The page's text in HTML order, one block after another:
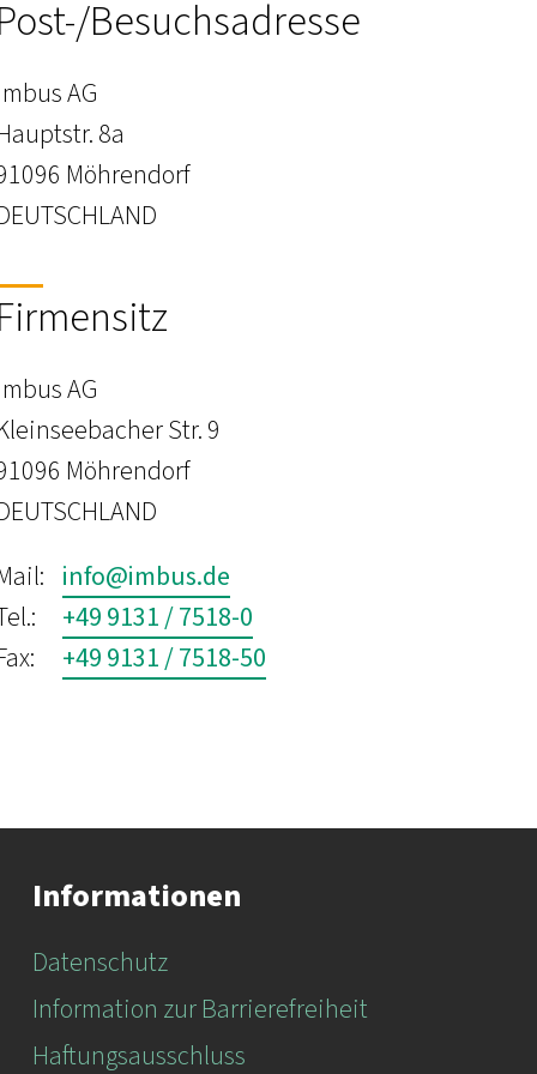
Besuchsadresse
AG
8a
Möhrendorf
AG
Str. 9
Möhrendorf
info@imbus.de
+49 9131 / 7518-0
+49 9131 / 7518-50
Informationen
Datenschutz
Information zur Barrierefreiheit
Haftungsausschluss